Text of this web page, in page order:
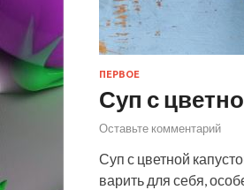
ПЕРВОЕ
Суп с
Оставьте комментарий
Суп с цветной
варить для себя,